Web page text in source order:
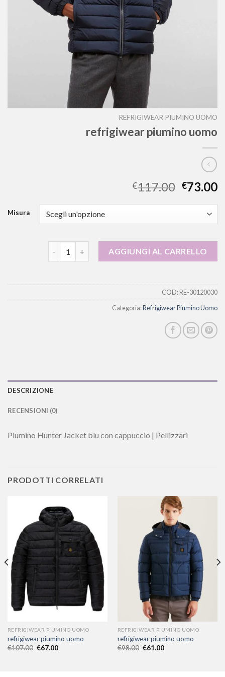
REFRIGIWEAR PIUMINO UOMO
refrigiwear piumino uomo
€117.00 €73.00
Misura
AGGIUNGI AL CARRELLO
COD:RE-30120030
Categoria:Refrigiwear Piumino Uomo
DESCRIZIONE
RECENSIONI (0)
Piumino Hunter Jacket blu con cappuccio | Pellizzari
PRODOTTI CORRELATI
REFRIGIWEAR PIUMINO UOMO
refrigiwear piumino uomo
€107.00 €67.00
REFRIGIWEAR PIUMINO UOMO
refrigiwear piumino uomo
€98.00 €61.00